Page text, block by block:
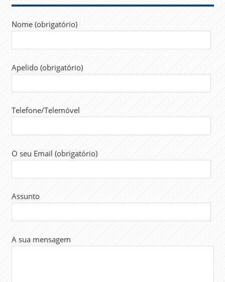
Nome (obrigatório)
Apelido (obrigatório)
Telefone/Telemóvel
O seu Email (obrigatório)
Assunto
A sua mensagem